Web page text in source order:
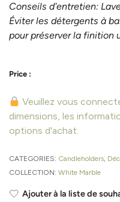
Conseils d'entretien:
Éviter les détergents à
pour préserver la finition
Veuillez vous
dimensions, les
options d'achat.
CATEGORIES: Candleholders,
COLLECTION: White Marble
Ajouter à la liste de